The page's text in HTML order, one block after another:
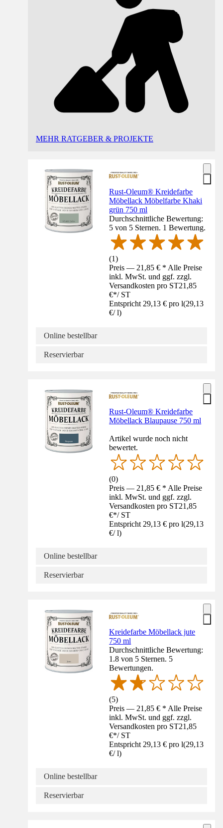
MEHR RATGEBER & PROJEKTE
Rust-Oleum® Kreidefarbe
Möbellack Möbelfarbe Khaki
grün 750 ml
Durchschnittliche Bewertung:
5 von 5 Sternen. 1 Bewertung.
(1)
Preis — 21,85 € * Alle Preise
inkl. MwSt. und ggf. zzgl.
Versandkosten pro ST21,85
€*/ ST
Entspricht 29,13 € pro l(29,13
€/ l)
Online bestellbar
Reservierbar
Rust-Oleum® Kreidefarbe
Möbellack Blaupause 750 ml
Artikel wurde noch nicht
bewertet.
(0)
Preis — 21,85 € * Alle Preise
inkl. MwSt. und ggf. zzgl.
Versandkosten pro ST21,85
€*/ ST
Entspricht 29,13 € pro l(29,13
€/ l)
Online bestellbar
Reservierbar
Kreidefarbe Möbellack jute
750 ml
Durchschnittliche Bewertung:
1.8 von 5 Sternen. 5
Bewertungen.
(5)
Preis — 21,85 € * Alle Preise
inkl. MwSt. und ggf. zzgl.
Versandkosten pro ST21,85
€*/ ST
Entspricht 29,13 € pro l(29,13
€/ l)
Online bestellbar
Reservierbar